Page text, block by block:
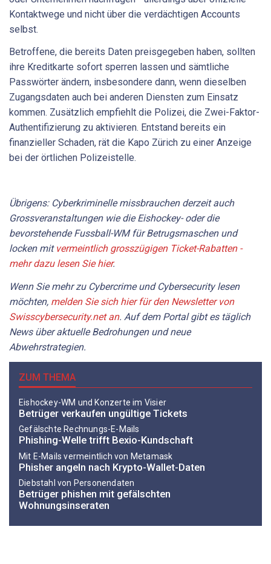
Kontaktwege und nicht über die verdächtigen Accounts
selbst.
Betroffene, die bereits Daten preisgegeben haben, sollten
ihre Kreditkarte sofort sperren lassen und sämtliche
Passwörter ändern, insbesondere dann, wenn dieselben
Zugangsdaten auch bei anderen Diensten zum Einsatz
kommen. Zusätzlich empfiehlt die Polizei, die Zwei-Faktor-
Authentifizierung zu aktivieren. Entstand bereits ein
finanzieller Schaden, rät die Kapo Zürich zu einer Anzeige
bei der örtlichen Polizeistelle.
Übrigens: Cyberkriminelle missbrauchen derzeit auch
Grossveranstaltungen wie die Eishockey- oder die
bevorstehende Fussball-WM für Betrugsmaschen und
locken mit vermeintlich grosszügigen Ticket-Rabatten -
mehr dazu lesen Sie hier.
Wenn Sie mehr zu Cybercrime und Cybersecurity lesen
möchten, melden Sie sich hier für den Newsletter von
Swisscybersecurity.net an. Auf dem Portal gibt es täglich
News über aktuelle Bedrohungen und neue
Abwehrstrategien.
ZUM THEMA
Eishockey-WM und Konzerte im Visier
Betrüger verkaufen ungültige Tickets
Gefälschte Rechnungs-E-Mails
Phishing-Welle trifft Bexio-Kundschaft
Mit E-Mails vermeintlich von Metamask
Phisher angeln nach Krypto-Wallet-Daten
Diebstahl von Personendaten
Betrüger phishen mit gefälschten
Wohnungsinseraten